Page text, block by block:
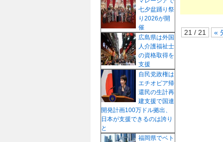
21 / 21 «
七夕盆踊り祭
り2026が開
催
広島県は外国
人介護福祉士
の資格取得を
支援
自民党政権は
エチオピア帰
還民の生計再
建支援で国連
開発計画100万ドル拠出、
日本が支援できるのは誇り
と
福岡県でベト